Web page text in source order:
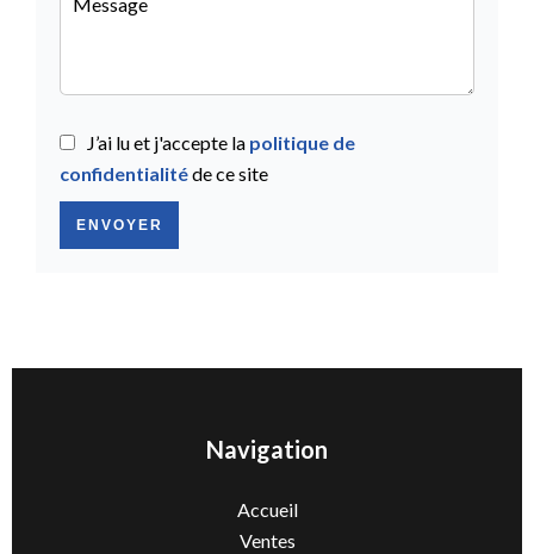
J’ai lu et j'accepte la politique de
confidentialitéde ce site
ENVOYER
Navigation
Accueil
Ventes